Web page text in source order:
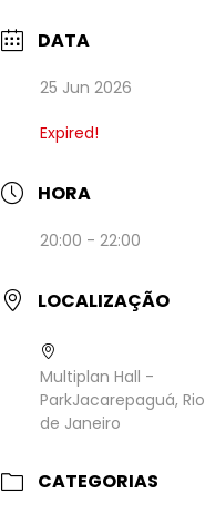
DATA
25 Jun 2026
Expired!
HORA
20:00 - 22:00
LOCALIZAÇÃO
Multiplan Hall -
ParkJacarepaguá, Rio
de Janeiro
CATEGORIAS